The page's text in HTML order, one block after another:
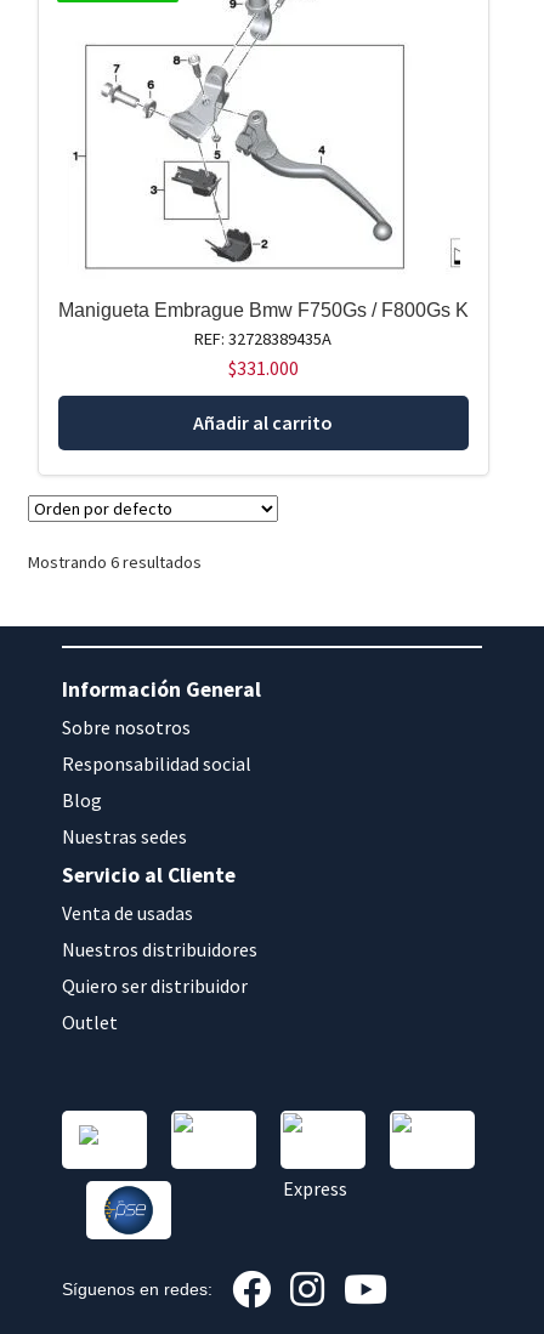
Manigueta Embrague Bmw F750Gs / F800Gs K
REF: 32728389435A
$331.000
Añadir al carrito
Mostrando 6 resultados
Información General
Sobre nosotros
Responsabilidad social
Blog
Nuestras sedes
Servicio al Cliente
Venta de usadas
Nuestros distribuidores
Quiero ser distribuidor
Outlet
Síguenos en redes: